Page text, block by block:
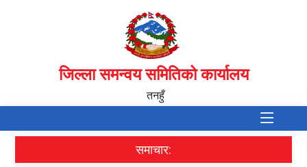
जिल्ला समन्वय समितिको कार्यालय
तनहुँ
समाचार: